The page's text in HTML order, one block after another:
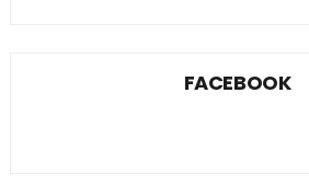
FACEBOOK